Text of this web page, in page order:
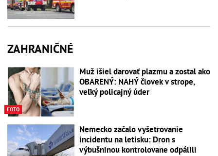
ZAHRANIČNÉ
FOTO
Muž išiel darovať plazmu a zostal ako
OBARENÝ: NAHÝ človek v strope,
veľký policajný úder
Nemecko začalo vyšetrovanie
incidentu na letisku: Dron s
výbušninou kontrolovane odpálili